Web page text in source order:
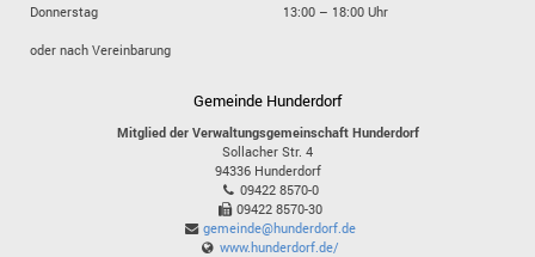
Donnerstag
13:00 – 18:00 Uhr
oder nach Vereinbarung
Gemeinde Hunderdorf
Mitglied der Verwaltungsgemeinschaft Hunderdorf
Sollacher Str. 4
94336 Hunderdorf
09422 8570-0
09422 8570-30
gemeinde@hunderdorf.de
www.hunderdorf.de/